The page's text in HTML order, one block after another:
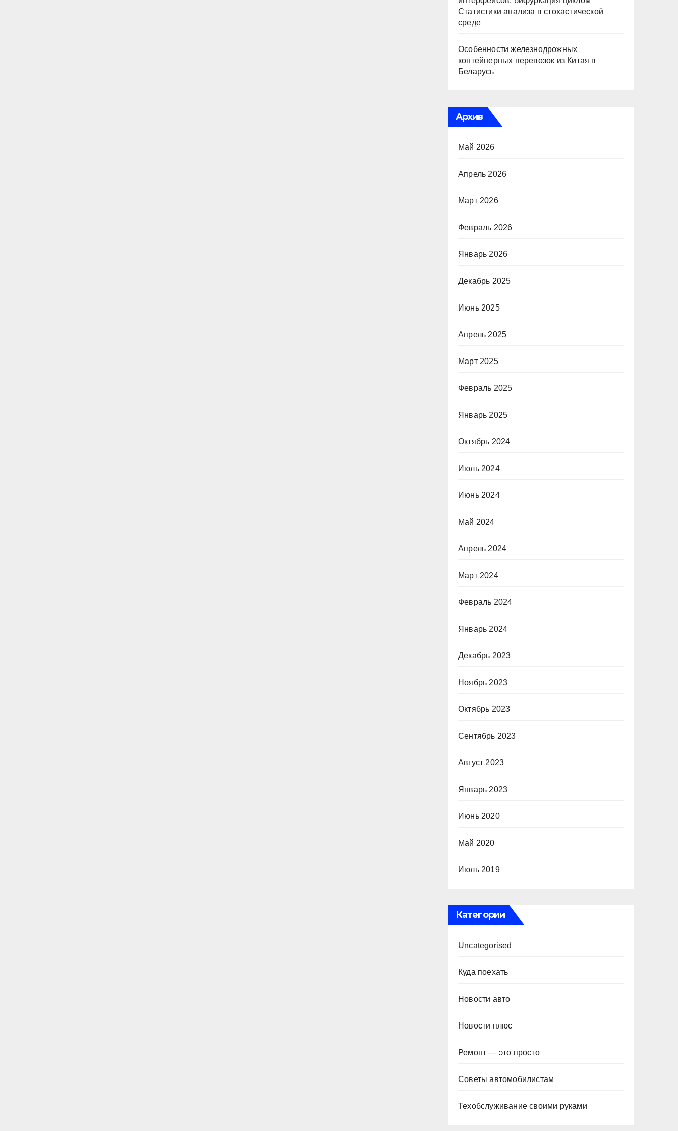
Статистики анализа в стохастической
среде
Особенности железнодрожных
контейнерных перевозок из Китая в
Беларусь
Архив
Май 2026
Апрель 2026
Март 2026
Февраль 2026
Январь 2026
Декабрь 2025
Июнь 2025
Апрель 2025
Март 2025
Февраль 2025
Январь 2025
Октябрь 2024
Июль 2024
Июнь 2024
Май 2024
Апрель 2024
Март 2024
Февраль 2024
Январь 2024
Декабрь 2023
Ноябрь 2023
Октябрь 2023
Сентябрь 2023
Август 2023
Январь 2023
Июнь 2020
Май 2020
Июль 2019
Категории
Uncategorised
Куда поехать
Новости авто
Новости плюс
Ремонт — это просто
Советы автомобилистам
Техобслуживание своими руками